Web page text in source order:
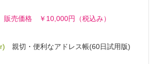
販売価格 ￥10,000円（税込み）
親切・便利なアドレス帳(60日試用版)